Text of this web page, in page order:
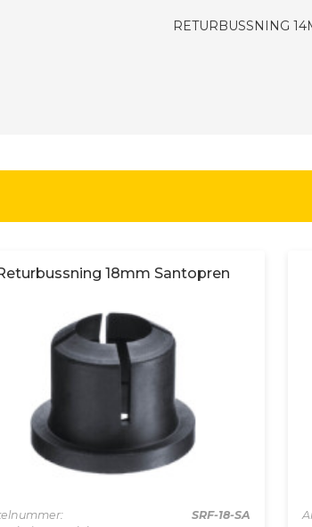
RETURBUSSNING
18mm Santopren
SRF-18-SA